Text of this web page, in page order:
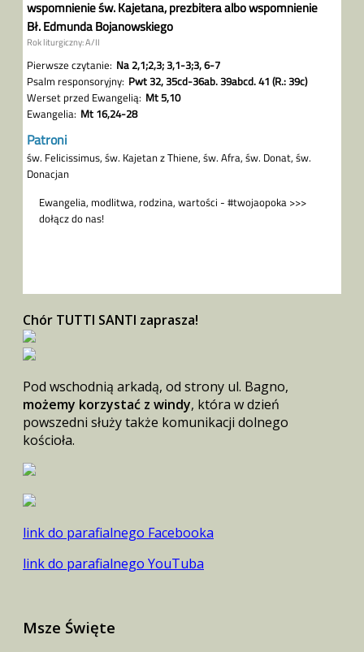
Chór TUTTI SANTI zaprasza!
Pod wschodnią arkadą, od strony ul. Bagno,
możemy korzystać z windy, która w dzień
powszedni służy także komunikacji dolnego
kościoła.
link do parafialnego Facebooka
link do parafialnego YouTuba
Msze Święte